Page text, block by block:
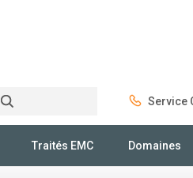
Service
Traités EMC Domaines